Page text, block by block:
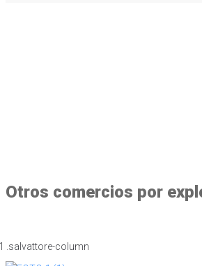
Otros comercios por